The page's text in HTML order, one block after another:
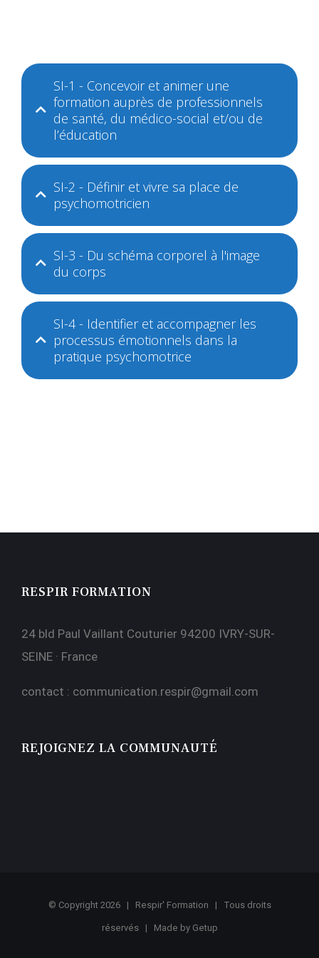
SI-1 - Concevoir et animer une
formation auprès de professionnels
de santé, du médico-social et/ou de
l’éducation
SI-2 - Définir et vivre sa place de
psychomotricien
SI-3 - Du schéma corporel à l'image
du corps
SI-4 - Identifier et accompagner les
processus émotionnels dans la
pratique psychomotrice
RESPIR FORMATION
24 bld Paul Vaillant Couturier 94200 IVRY-SUR-
SEINE · France
contact : communication.respir@gmail.com
REJOIGNEZ LA COMMUNAUTÉ
© Copyright 2026 | Respir' Formation | Tous droits
réservés | Made by Getup